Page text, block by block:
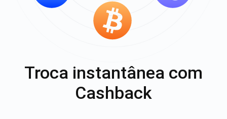
Troca instantânea com
Cashback